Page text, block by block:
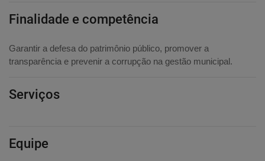
Finalidade e competência
Garantir a defesa do patrimônio público, promover a
transparência e prevenir a corrupção na gestão municipal.
Serviços
Equipe